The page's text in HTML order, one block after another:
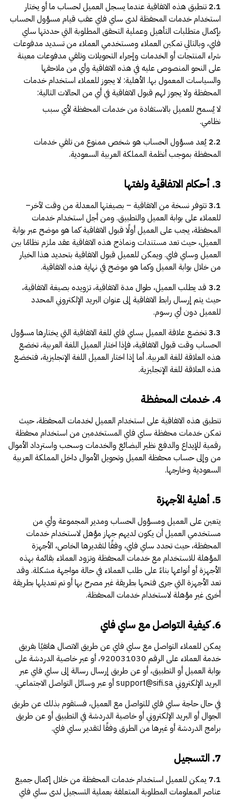
2.1 تنطبق هذه الاتفاقية عندما يسجل العميل لحساب ما أو يختار
استخدام خدمات المحفظة لدى ساي فاي عقب قيام مسؤول الحساب
بإكمال متطلبات التأهيل وعملية التحقق المطلوبة التي حددتها ساي
فاي، وبالتالي تمكين العملاء ومستخدمي العملاء من تسديد مدفوعات
شراء المنتجات أو الخدمات وإجراء التحويلات وتلقي مدفوعات معينة
على النحو المنصوص عليه في هذه الاتفاقية وأي من ملاحقها
والسياسات المعمول بها. الأهلية: لا يجوز للعملاء استخدام خدمات
المحفظة ولا يجوز لهم قبول الاتفاقية في أي من الحالات التالية:
لا يُسمح للعميل بالاستفادة من خدمات المحفظة لأي سبب
نظامي.
2.2 يُعد مسؤول الحساب هو شخص ممنوع من تلقي خدمات
المحفظة بموجب أنظمة المملكة العربية السعودية.
3. أحكام الاتفاقية ولغتها
3.1تتوفر نسخة من الاتفاقية – بصيغتها المعدلة من وقت لآخر–
للعملاء على بوابة العميل والتطبيق. ومن أجل استخدام خدمات
المحفظة، يجب على العميل أولًا قبول الاتفاقية كما هو موضح عبر بوابة
العميل، حيث تعد مستندات ونماذج هذه الاتفاقية عقد ملزم نظامًا بين
العميل وساي فاي. ويمكن للعميل قبول الاتفاقية بتحديد هذا الخيار
من خلال بوابة العميل وكما هو موضح في نهاية هذه الاتفاقية.
3.2 قد يطلب العميل، طوال مدة الاتفاقية، تزويده بصيغة الاتفاقية،
حيث يتم إرسال رابط الاتفاقية إلى عنوان البريد الإلكتروني المحدد
للعميل دون أي رسوم.
3.3تخضع علاقة العميل بساي فاي للغة الاتفاقية التي يختارها مسؤول
الحساب وقت قبول الاتفاقية، فإذا اختار العميل اللغة العربية، تخضع
هذه العلاقة للغة العربية. أما إذا اختار العميل اللغة الإنجليزية، فتخضع
هذه العلاقة للغة الإنجليزية.
4. خدمات المحفظة
تنطبق هذه الاتفاقية على استخدام العميل لخدمات المحفظة، حيث
تمكن خدمات محفظة ساي فاي المستخدمين من استخدام محفظة
رقمية للإيداع والدفع نظير البضائع والخدمات وسحب واسترداد الأموال
من وإلى حساب محفظة العميل وتحويل الأموال داخل المملكة العربية
السعودية وخارجها.
5. أهلية الأجهزة
يتعين على العميل ومسؤول الحساب ومدير المجموعة وأي من
مستخدمي العميل أن يكون لديهم جهاز مؤهل لاستخدام خدمات
المحفظة، حيث تحدد ساي فاي، وفقًا لتقديرها الخاص، الأجهزة
المؤهلة للاستخدام مع خدمات المحفظة وتزود العملاء بقائمة بهذه
الأجهزة أو أنواعها بناءً على طلب العملاء في حالة مواجهة مشكلة. وقد
تعد الأجهزة التي جرى فتحها بطريقة غير مصرح بها أو تم تعديلها بطريقة
أخرى غير مؤهلة لاستخدام خدمات المحفظة.
6. كيفية التواصل مع ساي فاي
يمكن للعملاء التواصل مع ساي فاي عن طريق الاتصال هاتفيًا بفريق
خدمة العملاء على الرقم 920031030، أو عبر خاصية الدردشة على
بوابة العميل أو التطبيق، أو عن طريق إرسال رسالة إلى ساي فاي عبر
البريد الإلكتروني
support@sifi.sa
أو عبر وسائل التواصل الاجتماعي.
في حال حاجة ساي فاي للتواصل مع العميل، فستقوم بذلك عن طريق
الجوال أو البريد الإلكتروني أو خاصية الدردشة في التطبيق أو عن طريق
برامج الدردشة أو غيرها من الطرق وفقًا لتقدير ساي فاي.
7. التسجيل
7.1 يمكن للعميل استخدام خدمات المحفظة من خلال إكمال جميع
عناصر المعلومات المطلوبة المتعلقة بعملية التسجيل لدى ساي فاي